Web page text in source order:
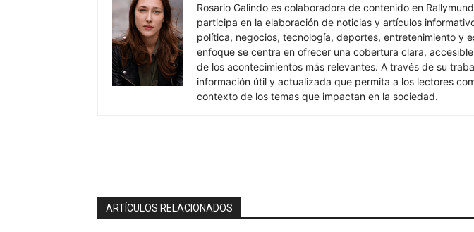
Rosario Galindo es colaboradora de contenido en
participa en la elaboración de noticias y artículos
política, negocios, tecnología, deportes, entretenimiento y
enfoque se centra en ofrecer una cobertura clara,
de los acontecimientos más relevantes. A través de su
información útil y actualizada que permita a los lectores
contexto de los temas que impactan en la sociedad.
ARTÍCULOS RELACIONADOS